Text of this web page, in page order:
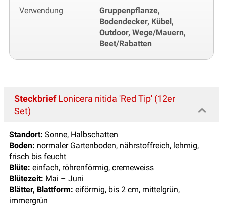
Verwendung
Gruppenpflanze,
Bodendecker, Kübel,
Outdoor, Wege/Mauern,
Beet/Rabatten
SteckbriefLonicera nitida 'Red Tip' (12er
Set)
Standort: Sonne, Halbschatten
Boden: normaler Gartenboden, nährstoffreich, lehmig,
frisch bis feucht
Blüte: einfach, röhrenförmig, cremeweiss
Blütezeit: Mai – Juni
Blätter, Blattform: eiförmig, bis 2 cm, mittelgrün,
immergrün